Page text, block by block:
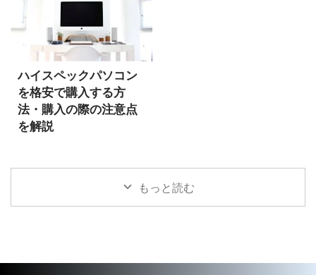
ハイスペックパソコン
を格安で購入する方
法・購入の際の注意点
を解説
もっと読む